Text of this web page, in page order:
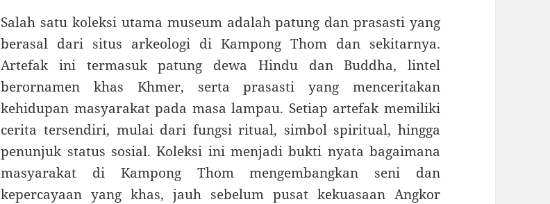
Salah satu koleksi utama museum adalah patung dan prasasti yang
berasal dari situs arkeologi di Kampong Thom dan sekitarnya.
Artefak ini termasuk patung dewa Hindu dan Buddha, lintel
berornamen khas Khmer, serta prasasti yang menceritakan
kehidupan masyarakat pada masa lampau. Setiap artefak memiliki
cerita tersendiri, mulai dari fungsi ritual, simbol spiritual, hingga
penunjuk status sosial. Koleksi ini menjadi bukti nyata bagaimana
masyarakat di Kampong Thom mengembangkan seni dan
kepercayaan yang khas, jauh sebelum pusat kekuasaan Angkor